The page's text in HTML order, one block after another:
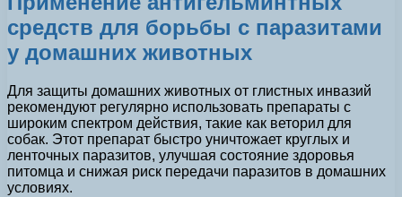
средств для борьбы с паразитами
у домашних животных
Для защиты домашних животных от глистных инвазий
рекомендуют регулярно использовать препараты с
широким спектром действия, такие как веторил для
собак. Этот препарат быстро уничтожает круглых и
ленточных паразитов, улучшая состояние здоровья
питомца и снижая риск передачи паразитов в домашних
условиях.